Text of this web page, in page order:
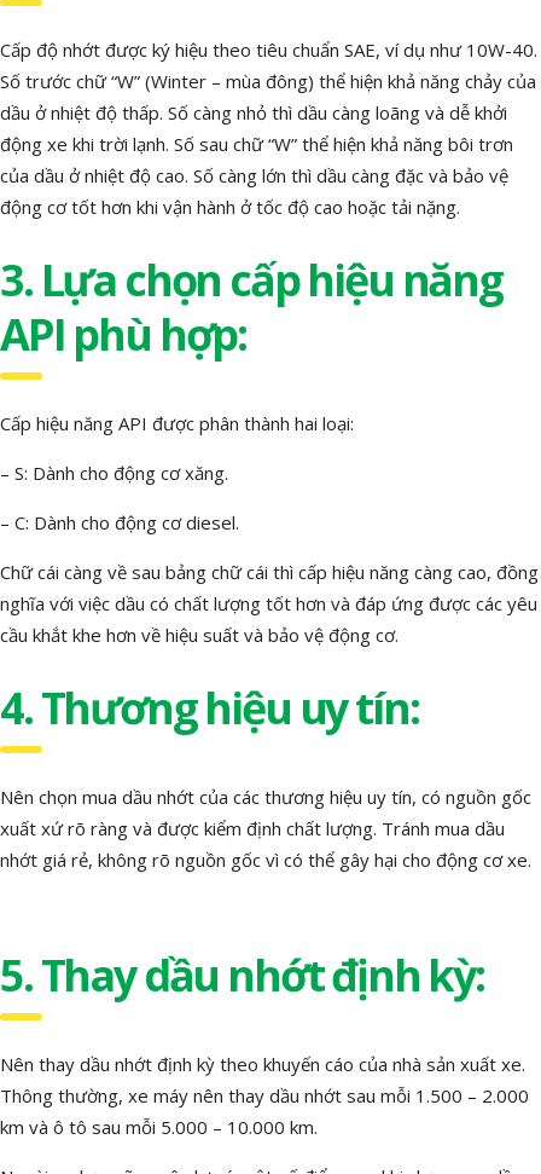
Cấp độ nhớt được ký hiệu theo tiêu chuẩn SAE, ví dụ như 10W-40.
Số trước chữ “W” (Winter – mùa đông) thể hiện khả năng chảy của
dầu ở nhiệt độ thấp. Số càng nhỏ thì dầu càng loãng và dễ khởi
động xe khi trời lạnh. Số sau chữ “W” thể hiện khả năng bôi trơn
của dầu ở nhiệt độ cao. Số càng lớn thì dầu càng đặc và bảo vệ
động cơ tốt hơn khi vận hành ở tốc độ cao hoặc tải nặng.
3. Lựa chọn cấp hiệu năng
API phù hợp:
Cấp hiệu năng API được phân thành hai loại:
– S: Dành cho động cơ xăng.
– C: Dành cho động cơ diesel.
Chữ cái càng về sau bảng chữ cái thì cấp hiệu năng càng cao, đồng
nghĩa với việc dầu có chất lượng tốt hơn và đáp ứng được các yêu
cầu khắt khe hơn về hiệu suất và bảo vệ động cơ.
4. Thương hiệu uy tín:
Nên chọn mua dầu nhớt của các thương hiệu uy tín, có nguồn gốc
xuất xứ rõ ràng và được kiểm định chất lượng. Tránh mua dầu
nhớt giá rẻ, không rõ nguồn gốc vì có thể gây hại cho động cơ xe.
5. Thay dầu nhớt định kỳ:
Nên thay dầu nhớt định kỳ theo khuyến cáo của nhà sản xuất xe.
Thông thường, xe máy nên thay dầu nhớt sau mỗi 1.500 – 2.000
km và ô tô sau mỗi 5.000 – 10.000 km.